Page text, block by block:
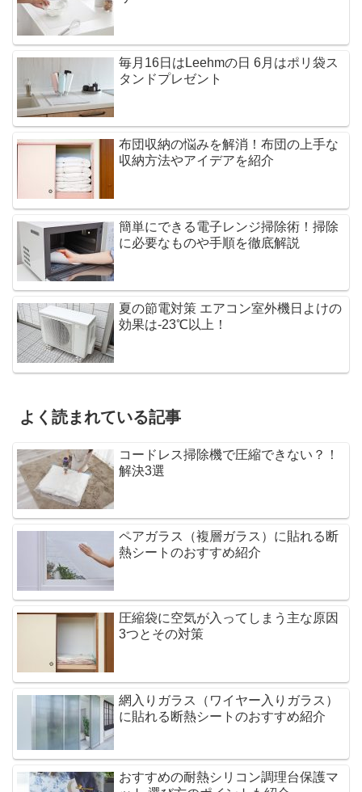
毎月16日はLeehmの日 6月はポリ袋ス
タンドプレゼント
布団収納の悩みを解消！布団の上手な
収納方法やアイデアを紹介
簡単にできる電子レンジ掃除術！掃除
に必要なものや手順を徹底解説
夏の節電対策 エアコン室外機日よけの
効果は-23℃以上！
よく読まれている記事
コードレス掃除機で圧縮できない？！
解決3選
ペアガラス（複層ガラス）に貼れる断
熱シートのおすすめ紹介
圧縮袋に空気が入ってしまう主な原因
3つとその対策
網入りガラス（ワイヤー入りガラス）
に貼れる断熱シートのおすすめ紹介
おすすめの耐熱シリコン調理台保護マ